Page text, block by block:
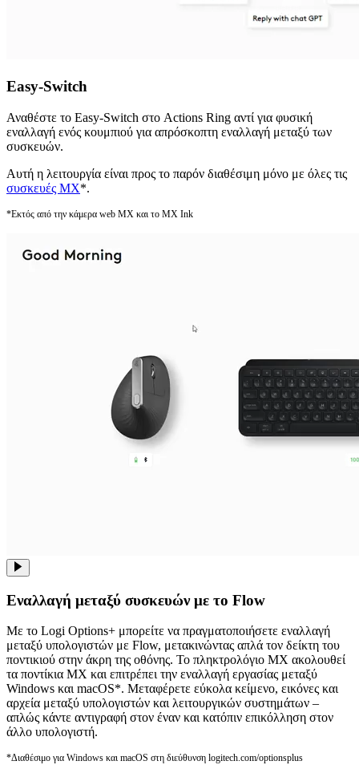
Easy-Switch
Αναθέστε το Easy-Switch στο Actions Ring αντί για φυσική
εναλλαγή ενός κουμπιού για απρόσκοπτη εναλλαγή μεταξύ των
συσκευών.
Αυτή η λειτουργία είναι προς το παρόν διαθέσιμη μόνο με όλες τις
συσκευές MX*.
*Εκτός από την κάμερα web MX και το MX Ink
Εναλλαγή μεταξύ συσκευών με το Flow
Με το Logi Options+ μπορείτε να πραγματοποιήσετε εναλλαγή
μεταξύ υπολογιστών με Flow, μετακινώντας απλά τον δείκτη του
ποντικιού στην άκρη της οθόνης. Το πληκτρολόγιο MX ακολουθεί
τα ποντίκια MX και επιτρέπει την εναλλαγή εργασίας μεταξύ
Windows και macOS*. Μεταφέρετε εύκολα κείμενο, εικόνες και
αρχεία μεταξύ υπολογιστών και λειτουργικών συστημάτων –
απλώς κάντε αντιγραφή στον έναν και κατόπιν επικόλληση στον
άλλο υπολογιστή.
*Διαθέσιμο για Windows και macOS στη διεύθυνση logitech.com/optionsplus